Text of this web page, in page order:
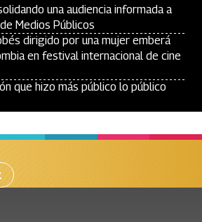
una audiencia informada a
Medios Públicos
dirigido por una mujer emberá
en festival internacional de cine
que hizo más público lo público